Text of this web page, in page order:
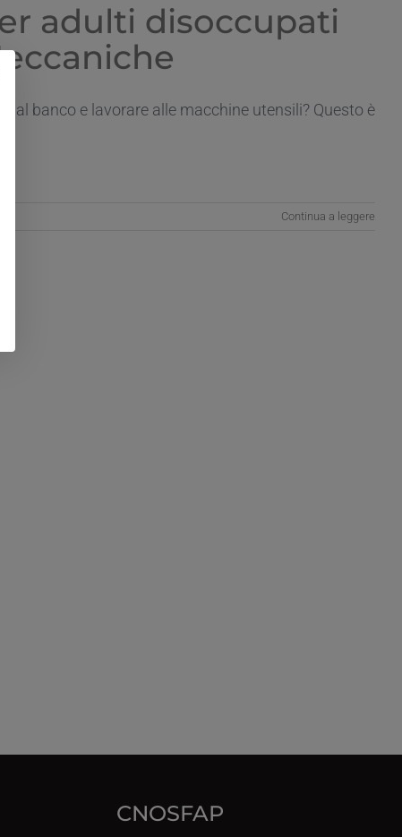
adulti disoccupati
al banco e lavorare alle macchine utensili? Questo è
Continua a leggere
CNOSFAP